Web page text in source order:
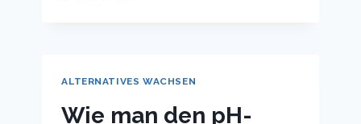
AUSWÄHLT
ALTERNATIVES WACHSEN
Wie man den pH-